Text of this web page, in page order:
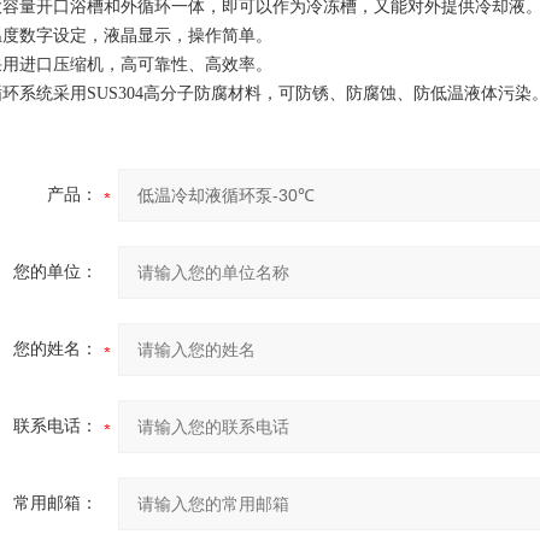
容量开口浴槽和外循环一体，即可以作为冷冻槽，又能对外提供冷却液
数字设定，液晶显示，操作简单。
进口压缩机，高可靠性、高效率。
系统采用SUS304高分子防腐材料，可防锈、防腐蚀、防低温液体污染
产品：
您的单位：
您的姓名：
联系电话：
常用邮箱：